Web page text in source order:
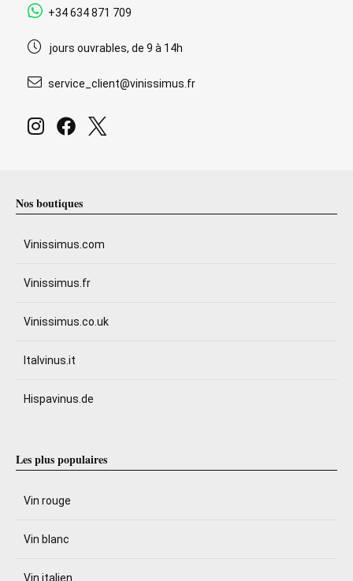
+34 634 871 709
jours ouvrables, de 9 à 14h
service_client@vinissimus.fr
Nos boutiques
Vinissimus.com
Vinissimus.fr
Vinissimus.co.uk
Italvinus.it
Hispavinus.de
Les plus populaires
Vin rouge
Vin blanc
Vin italien